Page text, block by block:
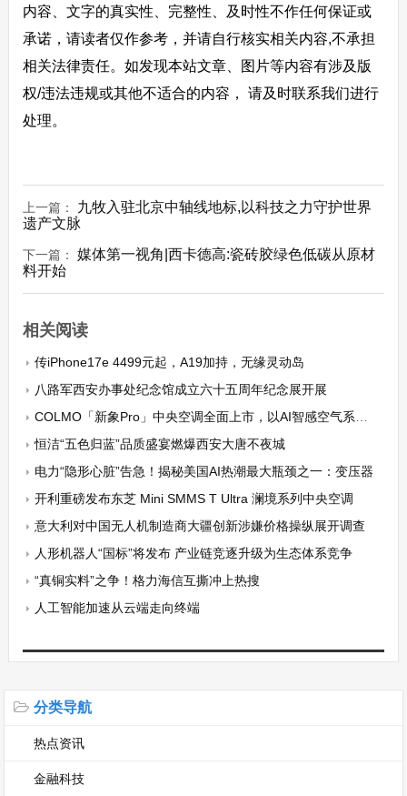
内容、文字的真实性、完整性、及时性不作任何保证或
承诺，请读者仅作参考，并请自行核实相关内容,不承担
相关法律责任。如发现本站文章、图片等内容有涉及版
权/违法违规或其他不适合的内容， 请及时联系我们进行
处理。
上一篇： 九牧入驻北京中轴线地标,以科技之力守护世界
遗产文脉
下一篇： 媒体第一视角|西卡德高:瓷砖胶绿色低碳从原材
料开始
相关阅读
传iPhone17e 4499元起，A19加持，无缘灵动岛
八路军西安办事处纪念馆成立六十五周年纪念展开展
COLMO「新象Pro」中央空调全面上市，以AI智感空气系统定义未来十年家庭空气标准
恒洁“五色归蓝”品质盛宴燃爆西安大唐不夜城
电力“隐形心脏”告急！揭秘美国AI热潮最大瓶颈之一：变压器
开利重磅发布东芝 Mini SMMS T Ultra 澜境系列中央空调
意大利对中国无人机制造商大疆创新涉嫌价格操纵展开调查
人形机器人“国标”将发布 产业链竞逐升级为生态体系竞争
“真铜实料”之争！格力海信互撕冲上热搜
人工智能加速从云端走向终端
分类导航
热点资讯
金融科技